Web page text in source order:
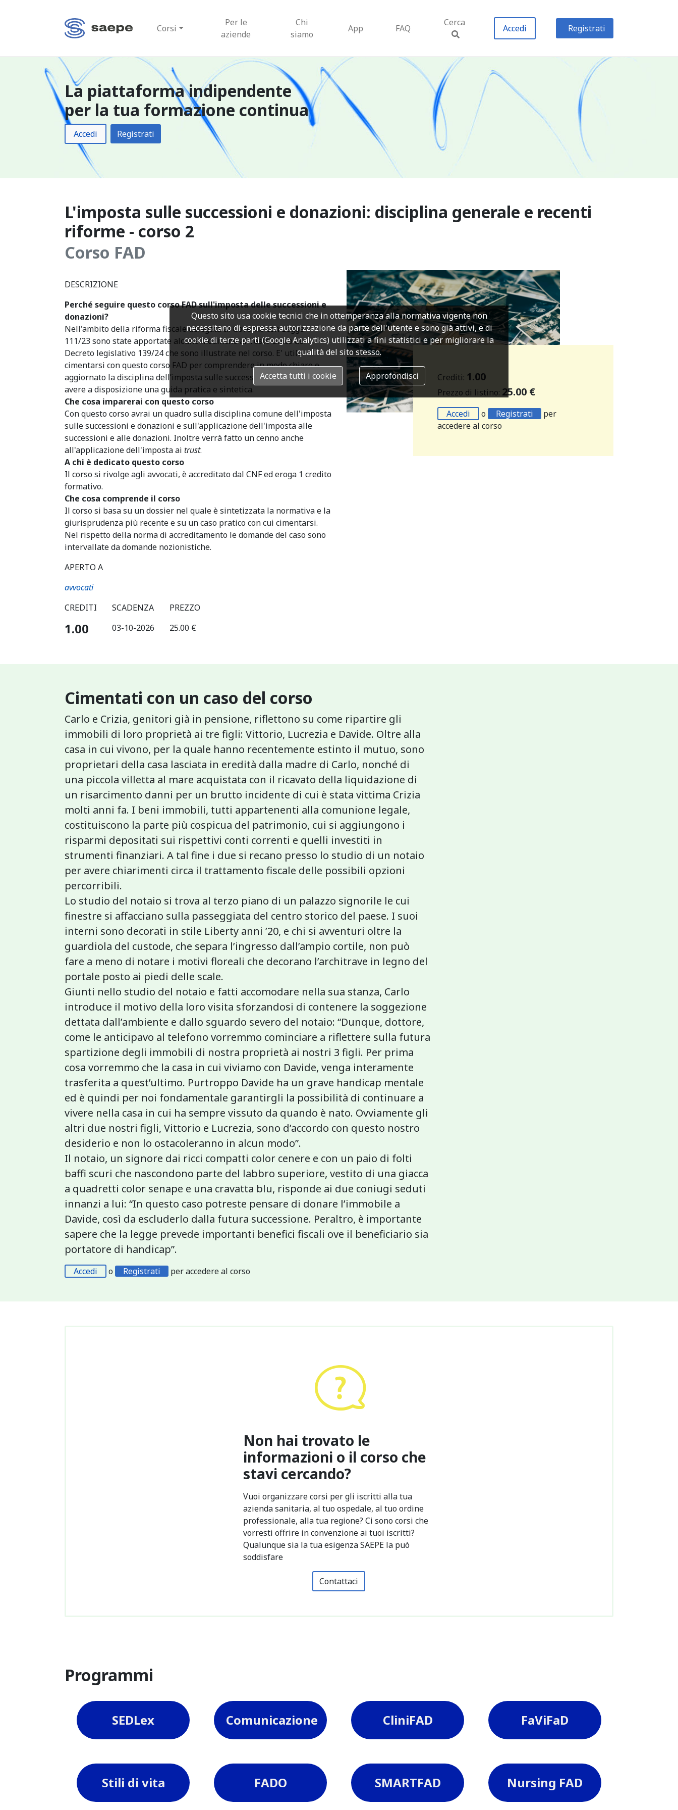
Corsi
Per le
aziende
Chi
siamo
App FAQ
Cerca
Accedi Registrati
La piattaforma indipendente
per la tua formazione continua
Accedi Registrati
L'imposta sulle successioni e donazioni: disciplina generale e recenti
riforme - corso 2
Corso FAD
DESCRIZIONE
Perché seguire questo corso FAD sull'imposta delle successioni e
donazioni?
Nell'ambito della riforma fiscale delegata al Governo con Legge
111/23 sono state apportate alcune modifiche al Testo unico del
Decreto legislativo 139/24 che sono illustrate nel corso. E' utile
cimentarsi con questo corso FAD per comprendere in modo chiaro e
aggiornato la disciplina dell’imposta sulle successioni e donazioni e
avere a disposizione una guida pratica e sintetica.
Che cosa imparerai con questo corso
Con questo corso avrai un quadro sulla disciplina comune dell'imposta
sulle successioni e donazioni e sull'applicazione dell'imposta alle
successioni e alle donazioni. Inoltre verrà fatto un cenno anche
all'applicazione dell'imposta ai trust.
A chi è dedicato questo corso
Il corso si rivolge agli avvocati, è accreditato dal CNF ed eroga 1 credito
formativo.
Che cosa comprende il corso
Il corso si basa su un dossier nel quale è sintetizzata la normativa e la
giurisprudenza più recente e su un caso pratico con cui cimentarsi.
Nel rispetto della norma di accreditamento le domande del caso sono
intervallate da domande nozionistiche.
APERTO A
avvocati
CREDITI
1.00
SCADENZA
03-10-2026
PREZZO
25.00 €
Crediti: 1.00
Prezzo di listino: 25.00 €
Accedi o Registrati
per
accedere al corso
Cimentati con un caso del corso
Carlo e Crizia, genitori già in pensione, riflettono su come ripartire gli
immobili di loro proprietà ai tre figli: Vittorio, Lucrezia e Davide. Oltre alla
casa in cui vivono, per la quale hanno recentemente estinto il mutuo, sono
proprietari della casa lasciata in eredità dalla madre di Carlo, nonché di
una piccola villetta al mare acquistata con il ricavato della liquidazione di
un risarcimento danni per un brutto incidente di cui è stata vittima Crizia
molti anni fa. I beni immobili, tutti appartenenti alla comunione legale,
costituiscono la parte più cospicua del patrimonio, cui si aggiungono i
risparmi depositati sui rispettivi conti correnti e quelli investiti in
strumenti finanziari. A tal fine i due si recano presso lo studio di un notaio
per avere chiarimenti circa il trattamento fiscale delle possibili opzioni
percorribili.
Lo studio del notaio si trova al terzo piano di un palazzo signorile le cui
finestre si affacciano sulla passeggiata del centro storico del paese. I suoi
interni sono decorati in stile Liberty anni ’20, e chi si avventuri oltre la
guardiola del custode, che separa l’ingresso dall’ampio cortile, non può
fare a meno di notare i motivi floreali che decorano l’architrave in legno del
portale posto ai piedi delle scale.
Giunti nello studio del notaio e fatti accomodare nella sua stanza, Carlo
introduce il motivo della loro visita sforzandosi di contenere la soggezione
dettata dall’ambiente e dallo sguardo severo del notaio: “Dunque, dottore,
come le anticipavo al telefono vorremmo cominciare a riflettere sulla futura
spartizione degli immobili di nostra proprietà ai nostri 3 figli. Per prima
cosa vorremmo che la casa in cui viviamo con Davide, venga interamente
trasferita a quest’ultimo. Purtroppo Davide ha un grave handicap mentale
ed è quindi per noi fondamentale garantirgli la possibilità di continuare a
vivere nella casa in cui ha sempre vissuto da quando è nato. Ovviamente gli
altri due nostri figli, Vittorio e Lucrezia, sono d’accordo con questo nostro
desiderio e non lo ostacoleranno in alcun modo”.
Il notaio, un signore dai ricci compatti color cenere e con un paio di folti
baffi scuri che nascondono parte del labbro superiore, vestito di una giacca
a quadretti color senape e una cravatta blu, risponde ai due coniugi seduti
innanzi a lui: “In questo caso potreste pensare di donare l’immobile a
Davide, così da escluderlo dalla futura successione. Peraltro, è importante
sapere che la legge prevede importanti benefici fiscali ove il beneficiario sia
portatore di handicap”.
Accedi o Registrati per accedere al corso
Non hai trovato le
informazioni o il corso che
stavi cercando?
Vuoi organizzare corsi per gli iscritti alla tua
azienda sanitaria, al tuo ospedale, al tuo ordine
professionale, alla tua regione? Ci sono corsi che
vorresti offrire in convenzione ai tuoi iscritti?
Qualunque sia la tua esigenza SAEPE la può
soddisfare
Contattaci
Programmi
SEDLex Comunicazione CliniFAD FaViFaD
Stili di vita FADO SMARTFAD Nursing FAD
Questo sito usa cookie tecnici che in ottemperanza alla normativa vigente non
necessitano di espressa autorizzazione da parte dell'utente e sono già attivi, e di
cookie di terze parti (Google Analytics) utilizzati a fini statistici e per migliorare la
qualità del sito stesso.
Accetta tutti i cookie Approfondisci